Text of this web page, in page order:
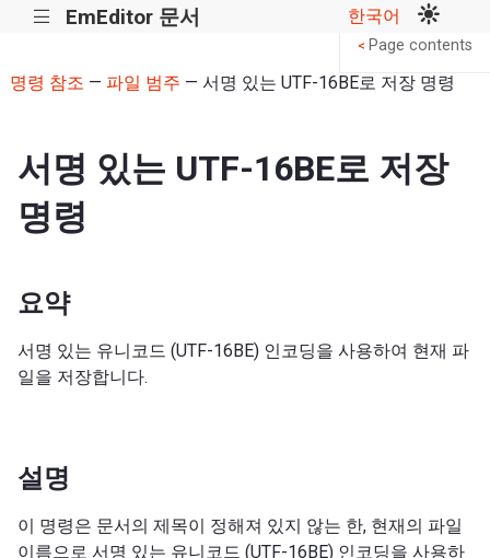
||| EmEditor 문서 한국어
명령 참조 — 파일 범주 — 서명 있는 UTF-16BE로 저장 명령
서명 있는 UTF-16BE로 저장
명령
요약
서명 있는 유니코드 (UTF-16BE) 인코딩을 사용하여 현재 파
일을 저장합니다.
설명
이 명령은 문서의 제목이 정해져 있지 않는 한, 현재의 파일
이름으로 서명 있는 유니코드 (UTF-16BE) 인코딩을 사용하
< Page contents